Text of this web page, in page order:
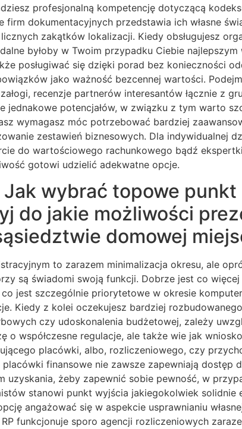
profesjonalną kompetencję dotyczącą
dokumentacyjnych przedstawia ich własne
zakątków lokalizacji. Kiedy obsługujesz
byłoby w Twoim przypadku Ciebie
posługiwać się dzięki porad bez konieczności
jako ważność bezcennej wartości.
recenzje partnerów interesantów łącznie z
potencjałów, w związku z tym warto
wymagasz móc potrzebować bardziej
zestawień biznesowych. Dla indywidualnej
do wartościowego rachunkowego bądź
gotowi udzielić adekwatne opcje.
Jak wybrać topowe
do jakie możliwości
domowej
to zarazem minimalizacja okresu, ale
są świadomi swoją funkcji. Dobrze jest co
jest szczególnie priorytetowe w okresie
Kiedy z kolei oczekujesz bardziej
czy udoskonalenia budżetowej, zależy
o współczesne regulacje, ale także wie jak
placówki, albo, rozliczeniowego, czy
finansowe nie zawsze zapewniają
żeby zapewnić sobie pewność, w
stanowi punkt wyjścia jakiegokolwiek solidnie
angażować się w aspekcie usprawnianiu
funkcjonuje sporo agencji rozliczeniowych